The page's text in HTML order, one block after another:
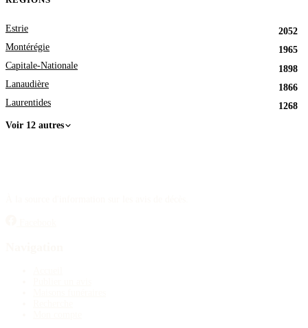
Estrie
2052
Montérégie
1965
Capitale-Nationale
1898
Lanaudière
1866
Laurentides
1268
Voir 12 autres